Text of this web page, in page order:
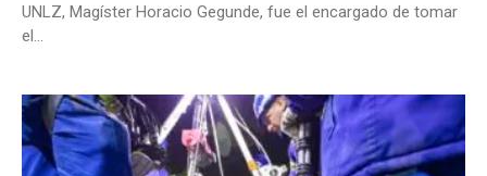
UNLZ, Magíster Horacio Gegunde, fue el encargado de tomar
el...